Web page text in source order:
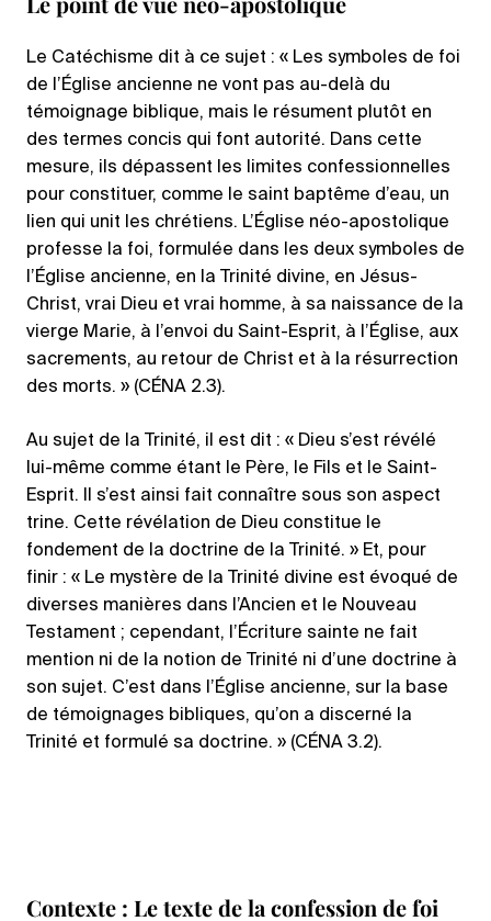
Le Catéchisme dit à ce sujet : « Les symboles de foi
de l’Église ancienne ne vont pas au-delà du
témoignage biblique, mais le résument plutôt en
des termes concis qui font autorité. Dans cette
mesure, ils dépassent les limites confessionnelles
pour constituer, comme le saint baptême d’eau, un
lien qui unit les chrétiens. L’Église néo-apostolique
professe la foi, formulée dans les deux symboles de
l’Église ancienne, en la Trinité divine, en Jésus-
Christ, vrai Dieu et vrai homme, à sa naissance de la
vierge Marie, à l’envoi du Saint-Esprit, à l’Église, aux
sacrements, au retour de Christ et à la résurrection
des morts. » (CÉNA 2.3).
Au sujet de la Trinité, il est dit : « Dieu s’est révélé
lui-même comme étant le Père, le Fils et le Saint-
Esprit. Il s’est ainsi fait connaître sous son aspect
trine. Cette révélation de Dieu constitue le
fondement de la doctrine de la Trinité. » Et, pour
finir : « Le mystère de la Trinité divine est évoqué de
diverses manières dans l’Ancien et le Nouveau
Testament ; cependant, l’Écriture sainte ne fait
mention ni de la notion de Trinité ni d’une doctrine à
son sujet. C’est dans l’Église ancienne, sur la base
de témoignages bibliques, qu’on a discerné la
Trinité et formulé sa doctrine. » (CÉNA 3.2).
Contexte : Le texte de la confession de foi